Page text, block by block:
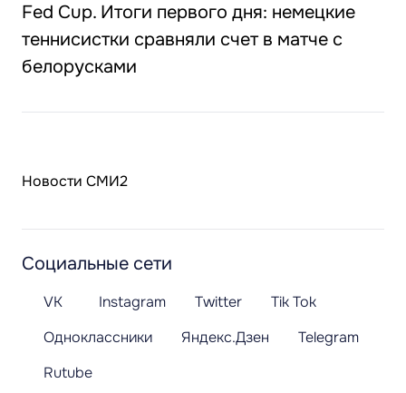
Fed Cup. Итоги первого дня: немецкие
теннисистки сравняли счет в матче с
белорусками
Новости СМИ2
Социальные сети
VK Instagram Twitter
Tik Tok
Одноклассники
Яндекс.Дзен
Telegram
Rutube